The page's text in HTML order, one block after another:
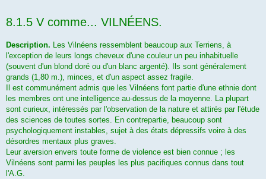
8.1.5 V comme... VILNÉENS.
Description. Les Vilnéens ressemblent beaucoup aux Terriens, à
l'exception de leurs longs cheveux d'une couleur un peu inhabituelle
(souvent d'un blond doré ou d'un blanc argenté). Ils sont généralement
grands (1,80 m.), minces, et d'un aspect assez fragile.
Il est communément admis que les Vilnéens font partie d'une ethnie dont
les membres ont une intelligence au-dessus de la moyenne. La plupart
sont curieux, intéressés par l'observation de la nature et attirés par l'étude
des sciences de toutes sortes. En contrepartie, beaucoup sont
psychologiquement instables, sujet à des états dépressifs voire à des
désordres mentaux plus graves.
Leur aversion envers toute forme de violence est bien connue ; les
Vilnéens sont parmi les peuples les plus pacifiques connus dans tout
l'A.G.